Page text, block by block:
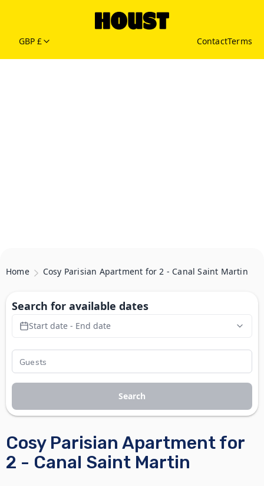
GBP £ ContactTerms
Home Cosy Parisian Apartment for 2 - Canal Saint Martin
Cosy Parisian Apartment for
2 - Canal Saint Martin
Search for available dates
Start date - End date
Search